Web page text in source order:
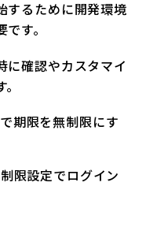
するために開発環境
す。
に確認やカスタマイ
期限を無制限にす
限設定でログイン